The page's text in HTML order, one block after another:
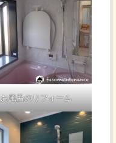
お風呂のリフォーム